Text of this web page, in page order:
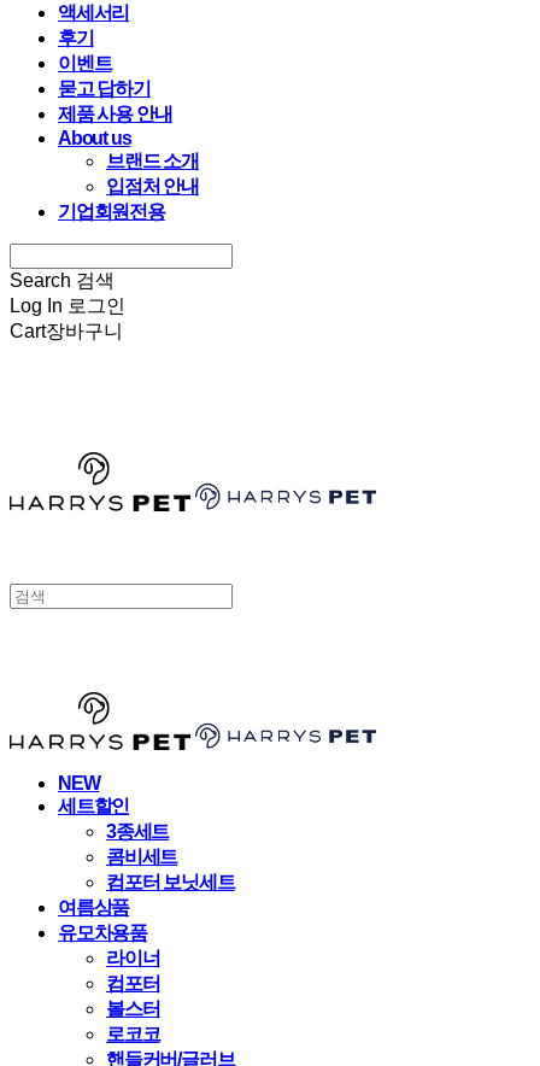
액세서리
후기
이벤트
묻고 답하기
제품 사용 안내
About us
브랜드 소개
입점처 안내
기업회원전용
Search 검색
Log In 로그인
Cart장바구니
NEW
세트할인
3종세트
콤비세트
컴포터 보닛세트
여름상품
유모차용품
라이너
컴포터
볼스터
로코코
핸들커버/글러브